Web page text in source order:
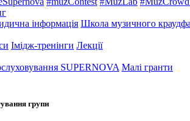
інформація Школа музичного
Імідж-тренінги Лекції
SUPERNOVA Малі гранти
групи